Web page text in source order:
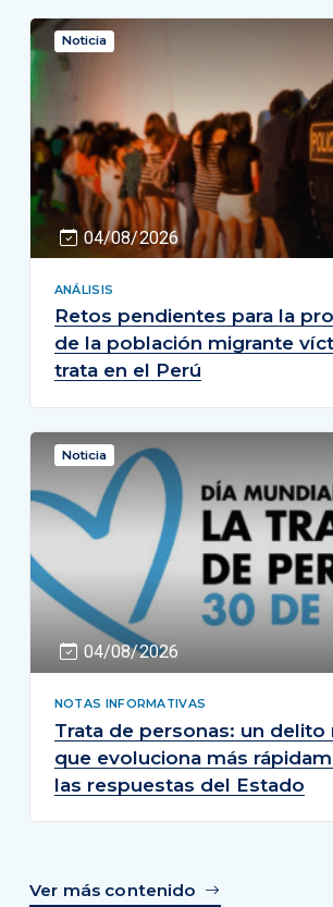
Noticia
04/08/2026
ANÁLISIS
Retos pendientes para la
de la población migrante
trata en el Perú
Noticia
04/08/2026
NOTAS INFORMATIVAS
Trata de personas: un delito
que evoluciona más
las respuestas del Estado
Ver más contenido